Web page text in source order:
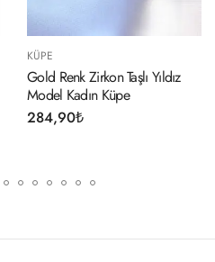
KÜPE
Gold Renk Zirkon Taşlı Yıldız
Model Kadın Küpe
284,90₺